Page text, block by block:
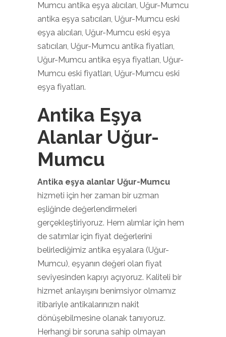
Mumcu antika eşya alıcıları, Uğur-Mumcu
antika eşya satıcıları, Uğur-Mumcu eski
eşya alıcıları, Uğur-Mumcu eski eşya
satıcıları, Uğur-Mumcu antika fiyatları,
Uğur-Mumcu antika eşya fiyatları, Uğur-
Mumcu eski fiyatları, Uğur-Mumcu eski
eşya fiyatları.
Antika Eşya
Alanlar Uğur-
Mumcu
Antika eşya alanlar Uğur-Mumcu
hizmeti için her zaman bir uzman
eşliğinde değerlendirmeleri
gerçekleştiriyoruz. Hem alımlar için hem
de satımlar için fiyat değerlerini
belirlediğimiz antika eşyalara (Uğur-
Mumcu), eşyanın değeri olan fiyat
seviyesinden kapıyı açıyoruz. Kaliteli bir
hizmet anlayışını benimsiyor olmamız
itibariyle antikalarınızın nakit
dönüşebilmesine olanak tanıyoruz.
Herhangi bir soruna sahip olmayan